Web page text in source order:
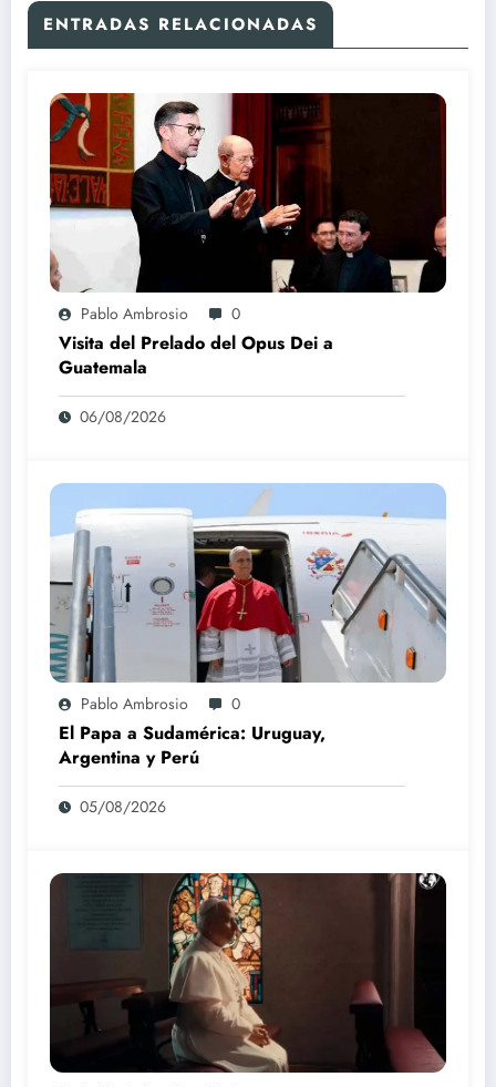
ENTRADAS RELACIONADAS
Pablo Ambrosio 0
Visita del Prelado del Opus Dei a
Guatemala
06/08/2026
Pablo Ambrosio 0
El Papa a Sudamérica: Uruguay,
Argentina y Perú
05/08/2026